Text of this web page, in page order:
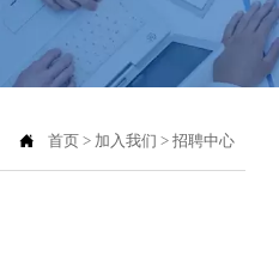
 首页> 加入我们 > 招聘中心